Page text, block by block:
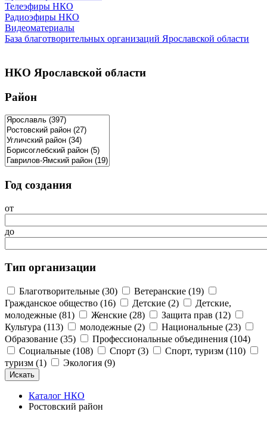
Телеэфиры НКО
Радиоэфиры НКО
Видеоматериалы
База благотворительных организаций Ярославской области
НКО Ярославской области
Район
Год создания
от
до
Тип организации
Благотворительные (30)
Ветеранские (19)
Гражданское общество (16)
Детские (2)
Детские,
молодежные (81)
Женские (28)
Защита прав (12)
Культура (113)
молодежные (2)
Национальные (23)
Образование (35)
Профессиональные объединения (104)
Социальные (108)
Спорт (3)
Спорт, туризм (110)
туризм (1)
Экология (9)
Каталог НКО
Ростовский район